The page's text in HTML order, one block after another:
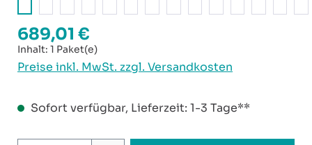
Regulärer Preis:
689,01 €
Inhalt: 1 Paket(e)
Preise inkl. MwSt. zzgl. Versandkosten
Sofort verfügbar, Lieferzeit: 1-3 Tage**